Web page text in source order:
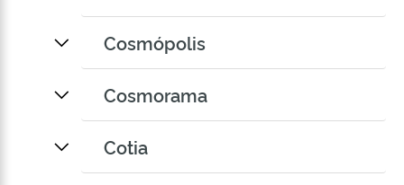
Cosmópolis
Cosmorama
Cotia